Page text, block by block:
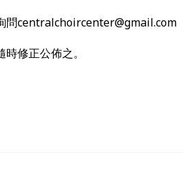
問centralchoircenter@gmail.com
修正公佈之。